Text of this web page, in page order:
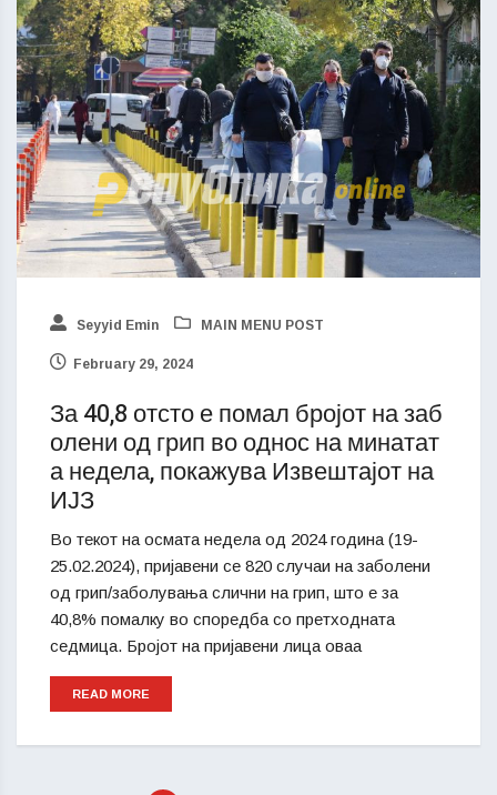
Seyyid Emin MAIN MENU POST
February 29, 2024
За 40,8 отсто е помал бројот на заб
олени од грип во однос на минатат
а недела, покажува Извештајот на
ИЈЗ
Во текот на осмата недела од 2024 година (19-
25.02.2024), пријавени се 820 случаи на заболени
од грип/заболувања слични на грип, што е за
40,8% помалку во споредба со претходната
седмица. Бројот на пријавени лица оваа
READ MORE